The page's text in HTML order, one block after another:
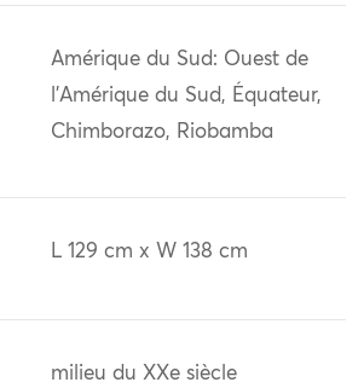
Amérique du Sud: Ouest de
l'Amérique du Sud, Équateur,
Chimborazo, Riobamba
L 129 cm x W 138 cm
milieu du XXe siècle